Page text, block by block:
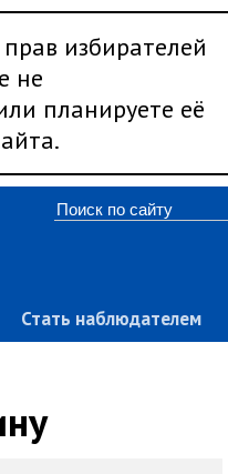
избирателей
не
планируете её
Стать наблюдателем